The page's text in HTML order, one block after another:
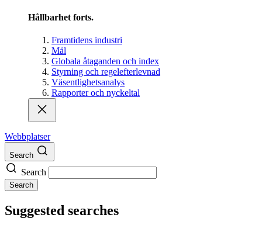
Hållbarhet forts.
Framtidens industri
Mål
Globala åtaganden och index
Styrning och regelefterlevnad
Väsentlighetsanalys
Rapporter och nyckeltal
Webbplatser
Search
Search
Search
Suggested searches